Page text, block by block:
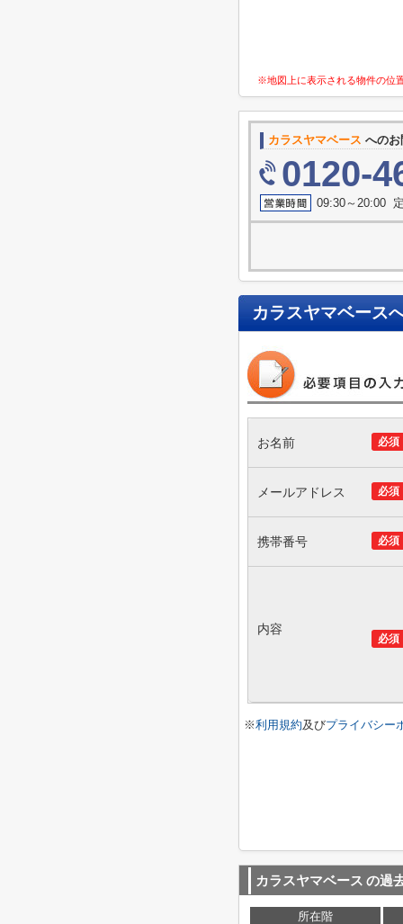
※地図上に表示される物件の位
カラスヤマベース への
0120-
09:30～20:00
カラスヤマベース
必須
お名前
必須
メールアドレス
必須
携帯番号
必須
内容
※利用規約及びプライバシー
カラスヤマベース の過
所在階